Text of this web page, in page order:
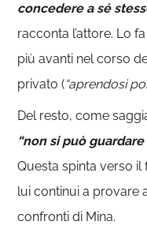
concedere a sé
racconta l’attore. Lo
più avanti nel corso
privato (“aprendosi
Del resto, come
“non si può
Questa spinta verso
lui continui a provare
confronti di Mina.